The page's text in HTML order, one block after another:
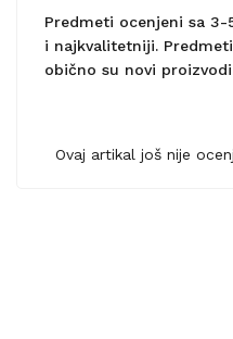
Predmeti ocenjeni sa
i najkvalitetniji.
obično su novi
Ovaj artikal još nije